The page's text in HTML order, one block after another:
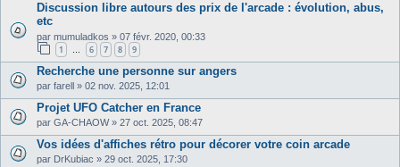
Discussion libre autours des prix de l'arcade : évolution, abus,
etc
par mumuladkos » 07 févr. 2020, 00:33
1 6 7 8 9
Recherche une personne sur angers
par farell » 02 nov. 2025, 12:01
Projet UFO Catcher en France
par GA-CHAOW» 27 oct. 2025, 08:47
Vos idées d'affiches rétro pour décorer votre coin arcade
par DrKubiac » 29 oct. 2025, 17:30